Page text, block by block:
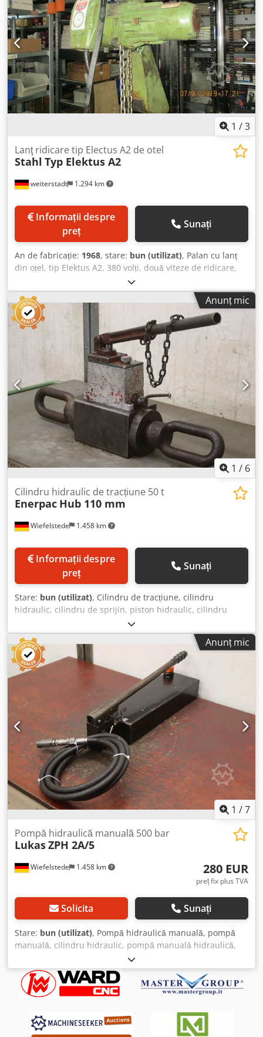
1 /3
weiterstadt 1.294 km
Lanţ ridicare tip Electus A2 de otel
Stahl Typ Elektus A2
preț
Sunați
An de fabricație: 1968, stare: bun (utilizat), Palan cu lanț
din oțel, tip Elektus A2, 380 volți, două viteze de ridicare,
lungime lanț 3 metri, lungime cablu 12 metri, control prin
telecomandă tip butonieră. Dwsdsd E Akcjpfx Ac Uoa
Anunț mic
1 / 6
Wiefelstede 1.458 km
Cilindru hidraulic de tracțiune 50 t
Enerpac Hub 110 mm
preț
Sunați
Stare: bun (utilizat), Cilindru de tracțiune, cilindru
hidraulic, cilindru de sprijin, piston hidraulic, cilindru
hidraulic de tracțiune -Cilindru hidraulic de tracțiune: cu
pompă manuală integrată -Forță de tracțiune: 50 t Dwedpfx
Acelxulce Usa -Cursă: 110 mm -Tijă piston: Ø 80 mm -
Conectori: interior 145 x 47 mm, vezi fotografii -Disponibil:
1x cilindru -Preț: per bucată -Dimensiuni: 810/155/H410
Anunț mic
1 /7
Wiefelstede 1.458 km
Pompă hidraulică manuală 500 bar
LukasZPH 2A/5
280 EUR
preț fix plus TVA
Solicita Sunați
Stare: bun (utilizat), Pompă hidraulică manuală, pompă
manuală, cilindru hidraulic, pompă manuală hidraulică,
pompă de înaltă presiune, pompă manuală de înaltă
presiune, pompă hidraulică manuală, pompă hidraulică -
Producător: Lukas, pompă hidraulică manuală cu două
trepte - Tip: ZPH 2A/5 Dwjdpfx Acswwqwue Usa - Domeniu
disponibilă - Dimensiuni: 900/300/H200 mm - Greutate: 15